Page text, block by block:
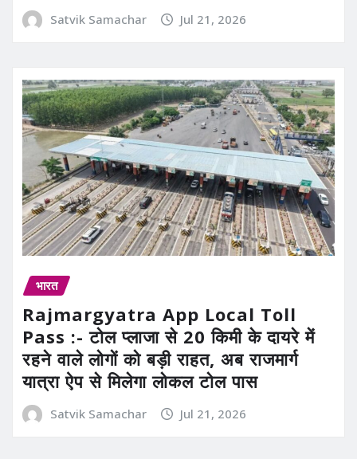
Satvik Samachar Jul 21, 2026
भारत
Rajmargyatra App Local Toll
Pass :- टोल प्लाजा से 20 किमी के दायरे में
रहने वाले लोगों को बड़ी राहत, अब राजमार्ग
यात्रा ऐप से मिलेगा लोकल टोल पास
Satvik Samachar Jul 21, 2026